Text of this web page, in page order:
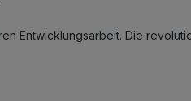
Entwicklungsarbeit. Die